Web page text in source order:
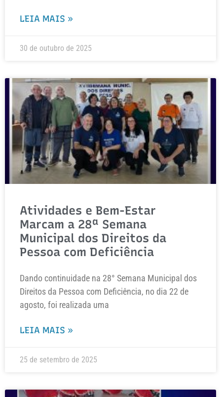
LEIA MAIS »
30 de outubro de 2025
Atividades e Bem-Estar
Marcam a 28ª Semana
Municipal dos Direitos da
Pessoa com Deficiência
Dando continuidade na 28° Semana Municipal dos
Direitos da Pessoa com Deficiência, no dia 22 de
agosto, foi realizada uma
LEIA MAIS »
25 de setembro de 2025